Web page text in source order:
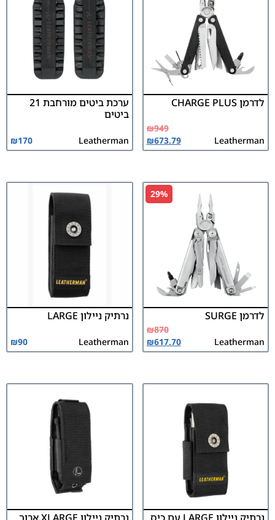
לדרמן CHARGE PLUS
Leatherman
₪949
₪673.79
ערכת ביטים מורחבת 21
ביטים
Leatherman
₪170
29%
לדרמן SURGE
Leatherman
₪870
₪617.70
נרתיק ניילון LARGE
Leatherman
₪90
נרתיק ניילון LARGE עם כיס נרתיק ניילון XLARGE ארוך